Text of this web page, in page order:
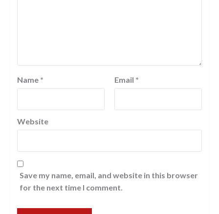
Name * Email *
Website
Save my name, email, and website in this browser
for the next time I comment.